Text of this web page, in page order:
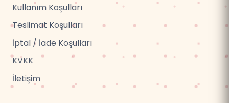
Kullanım Koşulları
Teslimat Koşulları
İptal / İade Koşulları
KVKK
İletişim